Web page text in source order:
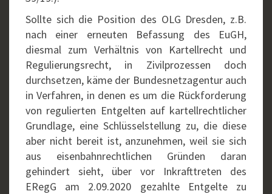
Sollte sich die Position des OLG Dresden, z.B.
nach einer erneuten Befassung des EuGH,
diesmal zum Verhältnis von Kartellrecht und
Regulierungsrecht, in Zivilprozessen doch
durchsetzen, käme der Bundesnetzagentur auch
in Verfahren, in denen es um die Rückforderung
von regulierten Entgelten auf kartellrechtlicher
Grundlage, eine Schlüsselstellung zu, die diese
aber nicht bereit ist, anzunehmen, weil sie sich
aus eisenbahnrechtlichen Gründen daran
gehindert sieht, über vor Inkrafttreten des
ERegG am 2.09.2020 gezahlte Entgelte zu